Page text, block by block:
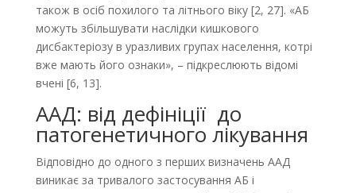
також в осіб похилого та літнього віку [2, 27]. «АБ
можуть збільшувати наслідки кишкового
дисбактеріозу в уразливих групах населення, котрі
вже мають його ознаки», – підкреслюють відомі
вчені [6, 13].
ААД: від дефініції до
патогенетичного лікування
Відповідно до одного з перших визначень ААД
виникає за тривалого застосування АБ і